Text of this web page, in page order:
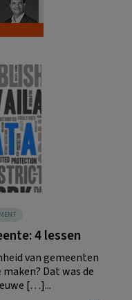
4 lessen
van gemeenten
Dat was de
[…]...